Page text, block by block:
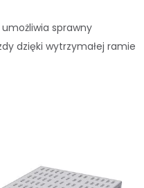
sprawny
dzięki wytrzymałej ramie